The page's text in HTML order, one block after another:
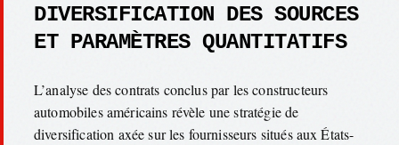
DIVERSIFICATION DES SOURCES
ET PARAMÈTRES QUANTITATIFS
L’analyse des contrats conclus par les constructeurs
automobiles américains révèle une stratégie de
diversification axée sur les fournisseurs situés aux États-